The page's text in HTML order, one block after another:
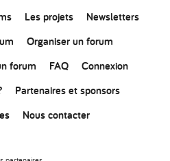
Les projets
Newsletters
Organiser un forum
forum
FAQ
Connexion
Partenaires et sponsors
Nous contacter